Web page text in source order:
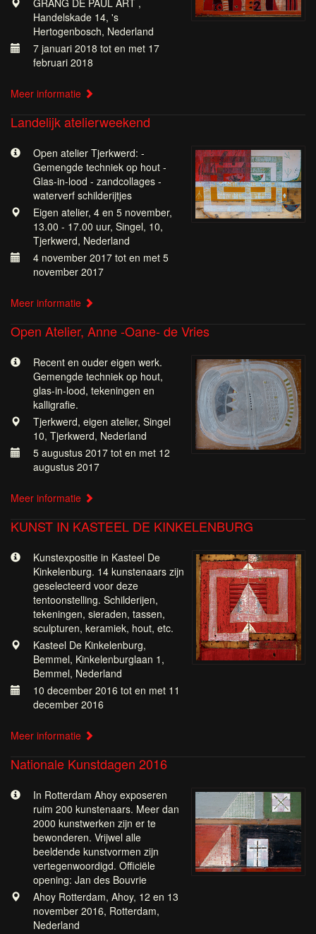
GRANG DE PAUL ART ,
Handelskade 14, 's
Hertogenbosch, Nederland
7 januari 2018 tot en met 17
februari 2018
Meer informatie
Landelijk atelierweekend
Open atelier Tjerkwerd: -
Gemengde techniek op hout -
Glas-in-lood - zandcollages -
waterverf schilderijtjes
Eigen atelier, 4 en 5 november,
13.00 - 17.00 uur, Singel, 10,
Tjerkwerd, Nederland
4 november 2017 tot en met 5
november 2017
Meer informatie
Open Atelier, Anne -Oane- de Vries
Recent en ouder eigen werk.
Gemengde techniek op hout,
glas-in-lood, tekeningen en
kalligrafie.
Tjerkwerd, eigen atelier, Singel
10, Tjerkwerd, Nederland
5 augustus 2017 tot en met 12
augustus 2017
Meer informatie
KUNST IN KASTEEL DE KINKELENBURG
Kunstexpositie in Kasteel De
Kinkelenburg. 14 kunstenaars zijn
geselecteerd voor deze
tentoonstelling. Schilderijen,
tekeningen, sieraden, tassen,
sculpturen, keramiek, hout, etc.
Kasteel De Kinkelenburg,
Bemmel, Kinkelenburglaan 1,
Bemmel, Nederland
10 december 2016 tot en met 11
december 2016
Meer informatie
Nationale Kunstdagen 2016
In Rotterdam Ahoy exposeren
ruim 200 kunstenaars. Meer dan
2000 kunstwerken zijn er te
bewonderen. Vrijwel alle
beeldende kunstvormen zijn
vertegenwoordigd. Officiële
opening: Jan des Bouvrie
Ahoy Rotterdam, Ahoy, 12 en 13
november 2016, Rotterdam,
Nederland